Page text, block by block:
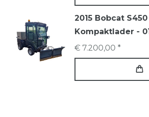
2015 Bobcat S450
Kompaktlader -
€ 7.200,00 *